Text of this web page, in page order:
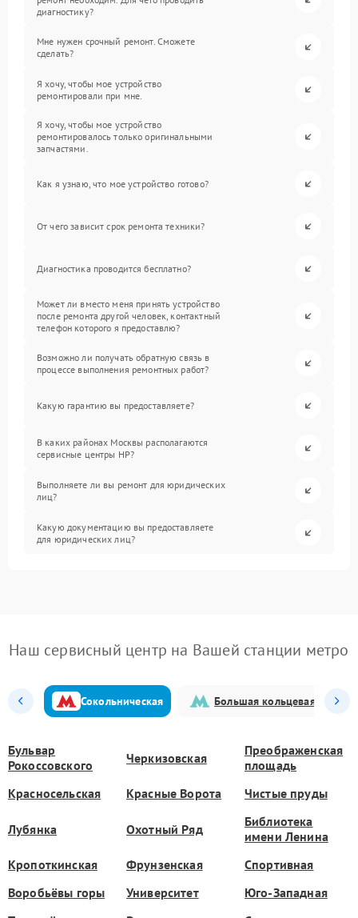
диагностику?
Мне нужен срочный ремонт. Сможете
сделать?
Я хочу, чтобы мое устройство
ремонтировали при мне.
Я хочу, чтобы мое устройство
ремонтировалось только оригинальными
запчастями.
Как я узнаю, что мое устройство готово?
От чего зависит срок ремонта техники?
Диагностика проводится бесплатно?
Может ли вместо меня принять устройство
после ремонта другой человек, контактный
телефон которого я предоставлю?
Возможно ли получать обратную связь в
процессе выполнения ремонтных работ?
Какую гарантию вы предоставляете?
В каких районах Москвы располагаются
сервисные центры HP?
Выполняете ли вы ремонт для юридических
лиц?
Какую документацию вы предоставляете
для юридических лиц?
Наш сервисный центр на Вашей станции метро
Сокольническая Большая кольцевая
Бульвар
Рокоссовского
Черкизовская
Преображенская
площадь
Красносельская
Красные Ворота Чистые пруды
Лубянка Охотный Ряд
Библиотека
имени Ленина
Кропоткинская
Фрунзенская
Спортивная
Воробьёвы горы
Университет
Юго-Западная